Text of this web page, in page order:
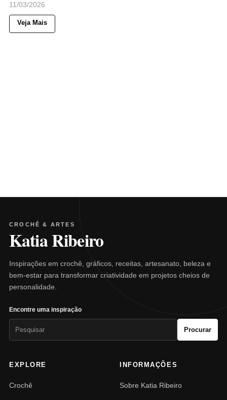
11/03/2026
Veja Mais
CROCHÊ & ARTES
Katia Ribeiro
Inspirações em crochê, gráficos, receitas, artesanato, beleza e
bem-estar para transformar criatividade em projetos cheios de
personalidade.
Encontre uma inspiração
Procurar
EXPLORE
Crochê
INFORMAÇÕES
Sobre Katia Ribeiro